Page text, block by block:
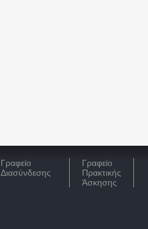
Γραφείο
Διασύνδεσης
Γραφείο
Πρακτικής
Άσκησης